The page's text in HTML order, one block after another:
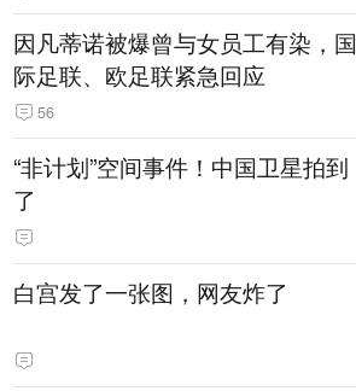
因凡蒂诺被爆曾与女员工有染，国
际足联、欧足联紧急回应
56
“非计划”空间事件！中国卫星拍到
了
白宫发了一张图，网友炸了